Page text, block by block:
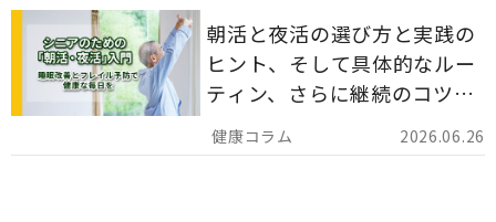
2026.06.26
朝活と夜活の選び方と実践の
ヒント、そして具体的なルー
ティン、さらに継続のコツま
でを詳しくご紹介します。